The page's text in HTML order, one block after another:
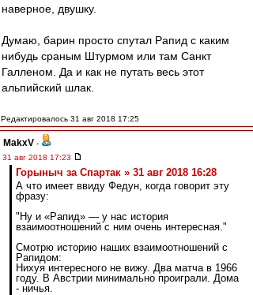
наверное, двушку.
Думаю, барин просто спутал Рапид с каким
нибудь сраным Штурмом или там Санкт
Галленом. Да и как не путать весь этот
альпийский шлак.
Редактировалось 31 авг 2018 17:25
MakxV -
31 авг 2018 17:23
Горыныч за Спартак » 31 авг 2018 16:28
А что имеет ввиду Федун, когда говорит эту
фразу:
"Ну и «Рапид» — у нас история
взаимоотношений с ним очень интересная."
Смотрю историю наших взаимоотношений с
Рапидом:
Нихуя интересного не вижу. Два матча в 1966
году. В Австрии минимально проиграли. Дома
- ничья.